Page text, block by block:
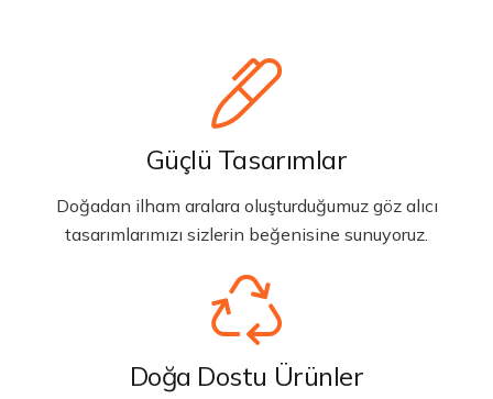
Güçlü Tasarımlar
Doğadan ilham aralara oluşturduğumuz göz alıcı
tasarımlarımızı sizlerin beğenisine sunuyoruz.
Doğa Dostu Ürünler